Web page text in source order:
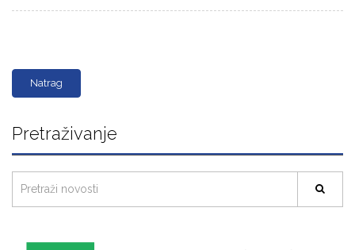
Natrag
Pretraživanje